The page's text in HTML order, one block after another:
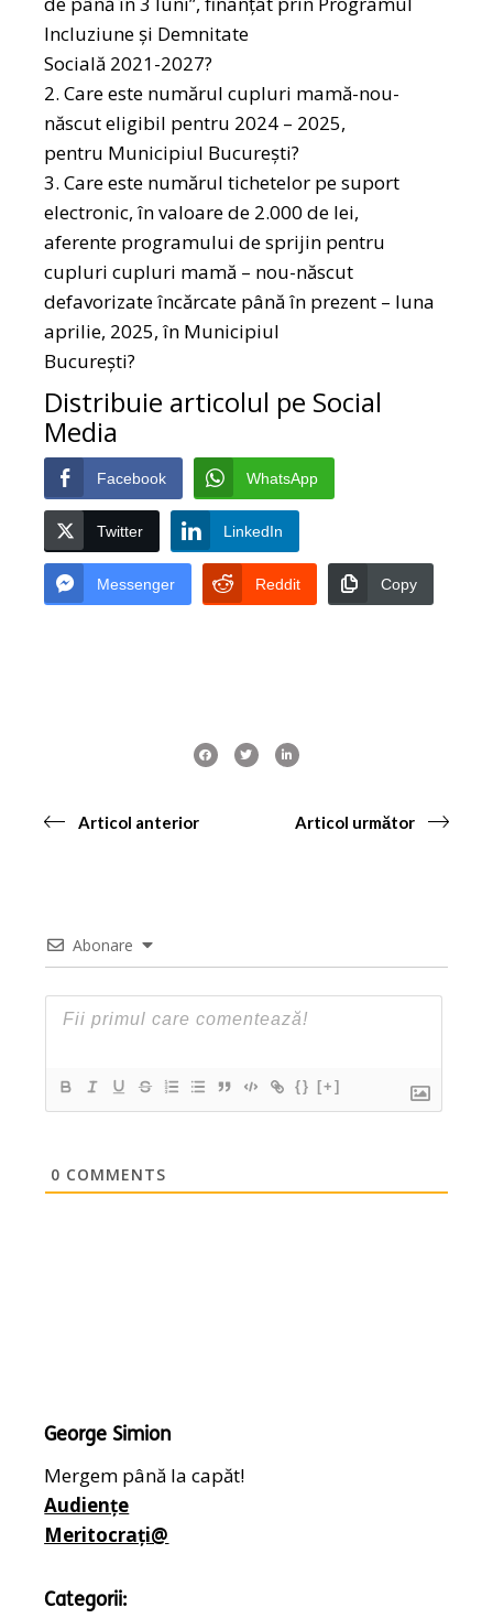
Incluziune şi Demnitate
Socială 2021-2027?
2. Care este numărul cupluri mamă-nou-
născut eligibil pentru 2024 – 2025,
pentru Municipiul București?
3. Care este numărul tichetelor pe suport
electronic, în valoare de 2.000 de lei,
aferente programului de sprijin pentru
cupluri cupluri mamă – nou-născut
defavorizate încărcate până în prezent – luna
aprilie, 2025, în Municipiul
București?
Distribuie articolul pe Social
Media
Facebook WhatsApp
Twitter LinkedIn
Messenger Reddit Copy
Articol anterior Articol următor
Abonare
{} [+]
0 COMMENTS
George Simion
Mergem până la capăt!
Audiențe
Meritocrați@
Categorii: